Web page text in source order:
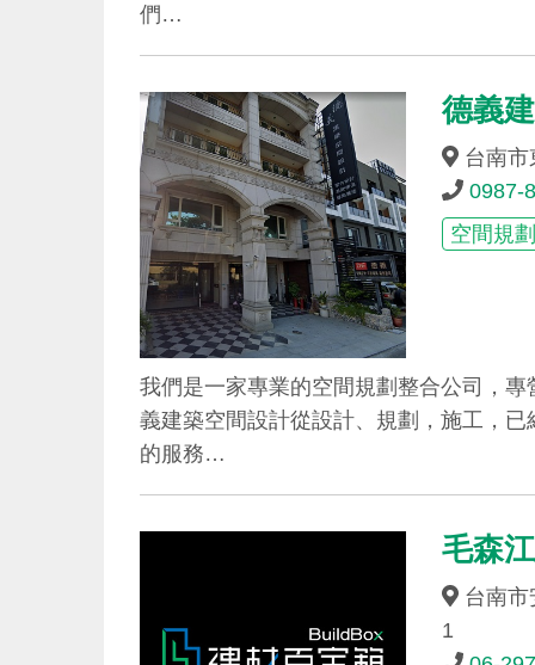
們…
德義
台南市
0987-
空間規
我們是一家專業的空間規劃整合公司，
義建築空間設計從設計、規劃，施工，
的服務…
毛森
台南市
1